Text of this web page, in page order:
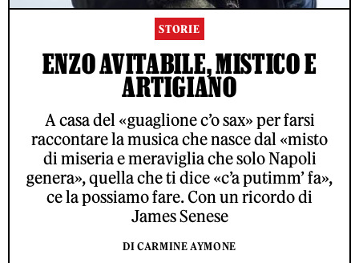
STORIE
ENZO AVITABILE, MISTICO E
ARTIGIANO
A casa del «guaglione c’o sax» per farsi
raccontare la musica che nasce dal «misto
di miseria e meraviglia che solo Napoli
genera», quella che ti dice «c’a putimm’ fa»,
ce la possiamo fare. Con un ricordo di
James Senese
DI CARMINE AYMONE